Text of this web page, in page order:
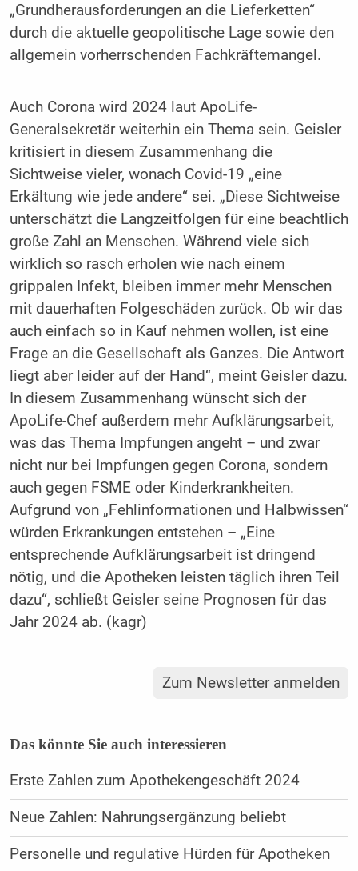
„Grundherausforderungen an die Lieferketten“
durch die aktuelle geopolitische Lage sowie den
allgemein vorherrschenden Fachkräftemangel.
Auch Corona wird 2024 laut ApoLife-
Generalsekretär weiterhin ein Thema sein. Geisler
kritisiert in diesem Zusammenhang die
Sichtweise vieler, wonach Covid-19 „eine
Erkältung wie jede andere“ sei. „Diese Sichtweise
unterschätzt die Langzeitfolgen für eine beachtlich
große Zahl an Menschen. Während viele sich
wirklich so rasch erholen wie nach einem
grippalen Infekt, bleiben immer mehr Menschen
mit dauerhaften Folgeschäden zurück. Ob wir das
auch einfach so in Kauf nehmen wollen, ist eine
Frage an die Gesellschaft als Ganzes. Die Antwort
liegt aber leider auf der Hand“, meint Geisler dazu.
In diesem Zusammenhang wünscht sich der
ApoLife-Chef außerdem mehr Aufklärungsarbeit,
was das Thema Impfungen angeht – und zwar
nicht nur bei Impfungen gegen Corona, sondern
auch gegen FSME oder Kinderkrankheiten.
Aufgrund von „Fehlinformationen und Halbwissen“
würden Erkrankungen entstehen – „Eine
entsprechende Aufklärungsarbeit ist dringend
nötig, und die Apotheken leisten täglich ihren Teil
dazu“, schließt Geisler seine Prognosen für das
Jahr 2024 ab. (kagr)
Zum Newsletter anmelden
Das könnte Sie auch interessieren
Erste Zahlen zum Apothekengeschäft 2024
Neue Zahlen: Nahrungsergänzung beliebt
Personelle und regulative Hürden für Apotheken